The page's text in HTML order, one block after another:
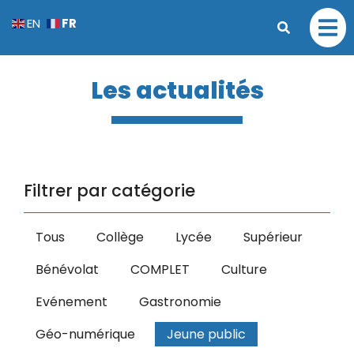
Les actualités
Filtrer par catégorie
Tous Collège Lycée
Supérieur
Bénévolat
COMPLET
Culture
Evénement
Gastronomie
Géo-numérique
Jeune public
EN FR